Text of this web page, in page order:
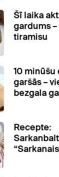
Šī laika
gardums
tiramisu
10
garšās –
bezgala
Recepte: